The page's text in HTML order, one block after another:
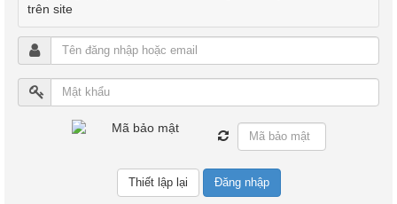
trên site
Đăng nhập